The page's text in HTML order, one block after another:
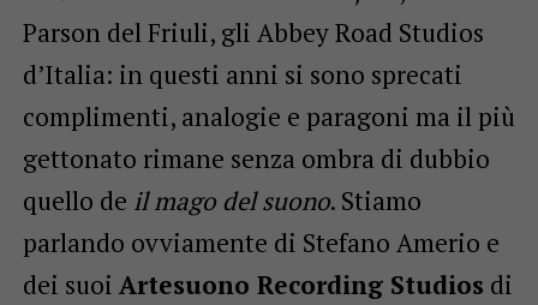
Parson del Friuli, gli Abbey Road Studios
d’Italia: in questi anni si sono sprecati
complimenti, analogie e paragoni ma il più
gettonato rimane senza ombra di dubbio
quello de il mago del suono. Stiamo
parlando ovviamente di Stefano Amerio e
dei suoi Artesuono Recording Studios di